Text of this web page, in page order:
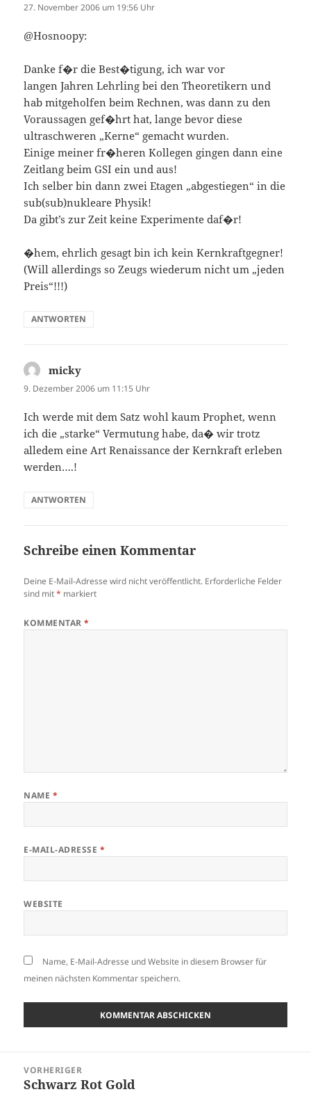
27. November 2006 um 19:56 Uhr
@Hosnoopy:
Danke f�r die Best�tigung, ich war vor
langen Jahren Lehrling bei den Theoretikern und
hab mitgeholfen beim Rechnen, was dann zu den
Voraussagen gef�hrt hat, lange bevor diese
ultraschweren „Kerne“ gemacht wurden.
Einige meiner fr�heren Kollegen gingen dann eine
Zeitlang beim GSI ein und aus!
Ich selber bin dann zwei Etagen „abgestiegen“ in die
sub(sub)nukleare Physik!
Da gibt’s zur Zeit keine Experimente daf�r!
�hem, ehrlich gesagt bin ich kein Kernkraftgegner!
(Will allerdings so Zeugs wiederum nicht um „jeden
Preis“!!!)
ANTWORTEN
micky
9. Dezember 2006 um 11:15 Uhr
Ich werde mit dem Satz wohl kaum Prophet, wenn
ich die „starke“ Vermutung habe, da� wir trotz
alledem eine Art Renaissance der Kernkraft erleben
werden….!
ANTWORTEN
Schreibe einen Kommentar
Deine E-Mail-Adresse wird nicht veröffentlicht. Erforderliche Felder
sind mit* markiert
KOMMENTAR*
NAME *
E-MAIL-ADRESSE *
WEBSITE
Name, E-Mail-Adresse und Website in diesem Browser für
meinen nächsten Kommentar speichern.
VORHERIGER
Vorheriger
Schwarz Rot Gold